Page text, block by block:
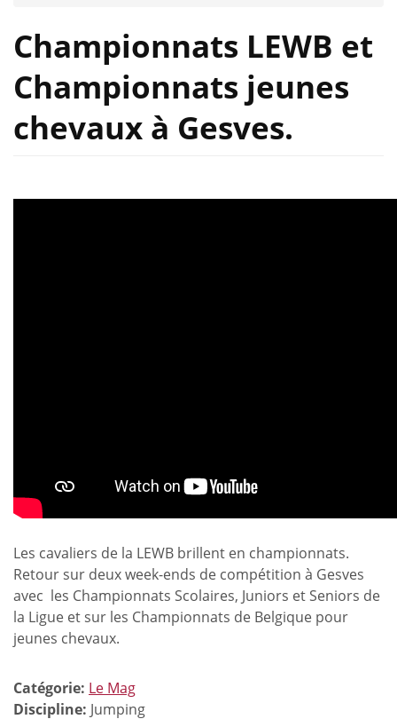
Championnats LEWB et
Championnats jeunes
chevaux à Gesves.
Les cavaliers de la LEWB brillent en championnats.
Retour sur deux week-ends de compétition à Gesves
avec les Championnats Scolaires, Juniors et Seniors de
la Ligue et sur les Championnats de Belgique pour
jeunes chevaux.
Catégorie: Le Mag
Discipline: Jumping